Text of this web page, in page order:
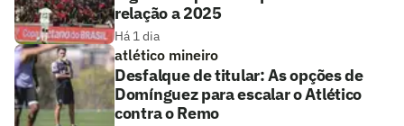
relação a 2025
Há 1 dia
atlético mineiro
Desfalque de titular: As opções de
Domínguez para escalar o Atlético
contra o Remo